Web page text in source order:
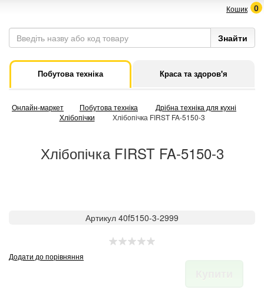
Кошик 0
Побутова техніка Краса та здоров'я
Онлайн-маркет Побутова техніка
Дрібна техніка для кухні
Хлібопічки
Хлібопічка FIRST FA-5150-3
Хлібопічка FIRST FA-5150-3
Артикул 40f5150-3-2999
Додати до порівняння